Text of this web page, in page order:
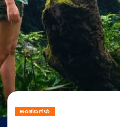
ಅಂಕಣಗಳು